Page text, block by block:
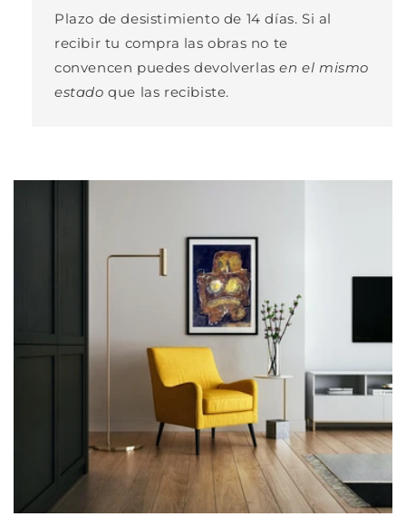
Plazo de desistimiento de 14 días. Si al
recibir tu compra las obras no te
convencen puedes devolverlasen el mismo
estado que las recibiste.